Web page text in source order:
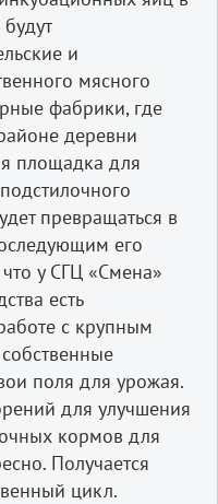
и
мясного
фабрики, где
деревни
площадка для
превращаться в
его
у СГЦ «Смена»
есть
с крупным
поля для урожая.
для улучшения
кормов для
Получается
цикл.